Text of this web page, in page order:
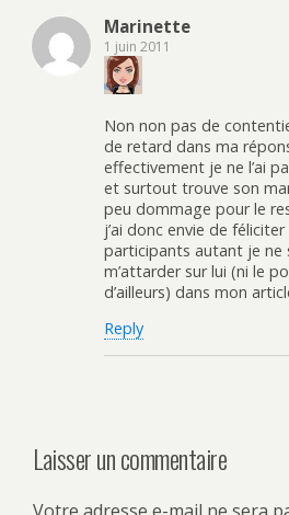
Marinette
1 juin 2011
Non non pas de
de retard dans ma
effectivement je ne l’ai
et surtout trouve son
peu dommage pour le
j’ai donc envie de
participants autant je ne
m’attarder sur lui (ni le
d’ailleurs) dans mon
Reply
Laisser un commentaire